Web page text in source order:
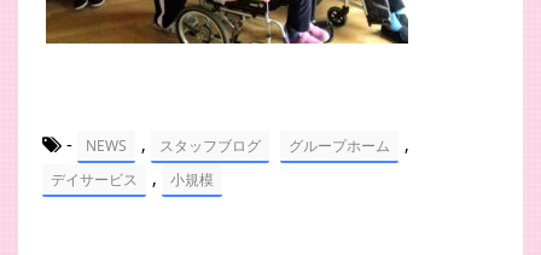
- NEWS , スタッフブログ グループホーム ,
デイサービス , 小規模